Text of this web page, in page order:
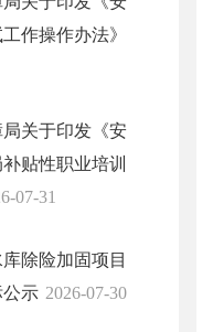
作操作办法》
关于印发《安
贴性职业培训
07-31
除险加固项目
示 2026-07-30